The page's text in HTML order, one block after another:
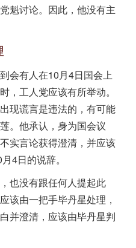
魁讨论。因此，他没有主
会有人在10月4日国会上
，工人党应该有所举动。
现谎言是违法的，有可能
。他承认，身为国会议
实言论获得澄清，并应该
4日的说辞。
也没有跟任何人提起此
该由一把手毕丹星处理，
并澄清，应该由毕丹星判